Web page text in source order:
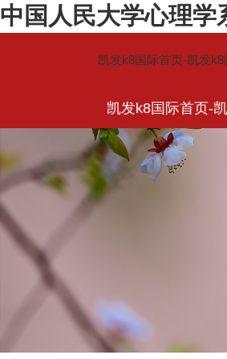
中国人民大学心理
凯发k8国际首页-凯发
凯发k8国际首页-